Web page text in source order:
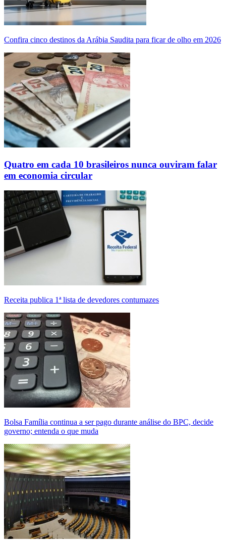
Confira cinco destinos da Arábia Saudita para ficar de olho em 2026
Quatro em cada 10 brasileiros nunca ouviram falar
em economia circular
Receita publica 1ª lista de devedores contumazes
Bolsa Família continua a ser pago durante análise do BPC, decide
governo; entenda o que muda